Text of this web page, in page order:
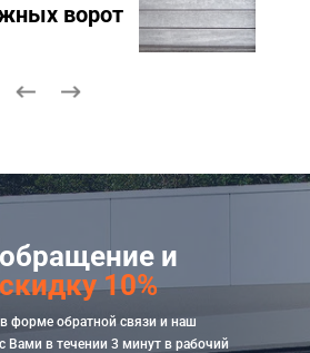
ворот
и
скидку 10%
форме обратной связи и наш
Вами в течении 3 минут в рабочий